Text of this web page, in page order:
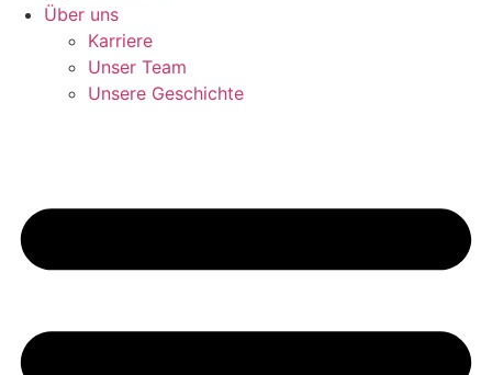
Über uns
Karriere
Unser Team
Unsere Geschichte